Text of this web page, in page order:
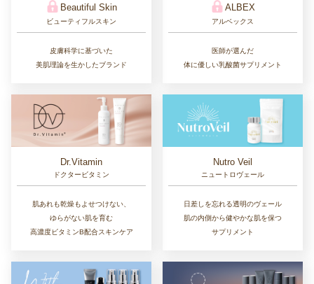
Beautiful Skin
ビューティフルスキン
皮膚科学に基づいた
美肌理論を生かしたブランド
ALBEX
アルベックス
医師が選んだ
体に優しい乳酸菌サプリメント
Dr.Vitamin
ドクタービタミン
肌あれも乾燥もよせつけない、
ゆらがない肌を育む
高濃度ビタミンB配合スキンケア
Nutro Veil
ニュートロヴェール
日差しを忘れる透明のヴェール
肌の内側から健やかな肌を保つ
サプリメント